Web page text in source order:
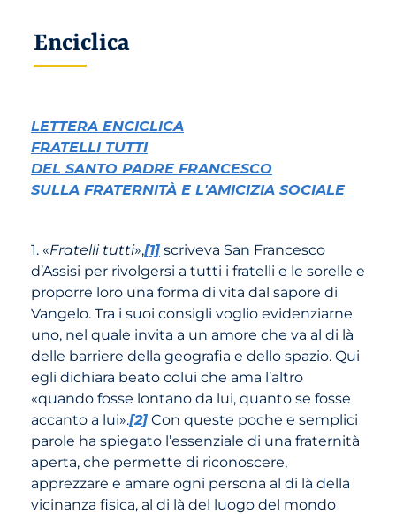
Enciclica
LETTERA ENCICLICA
FRATELLI TUTTI
DEL SANTO PADRE FRANCESCO
SULLA FRATERNITÀ E L'AMICIZIA SOCIALE
1. «Fratelli tutti»,[1]scriveva San Francesco
d’Assisi per rivolgersi a tutti i fratelli e le sorelle e
proporre loro una forma di vita dal sapore di
Vangelo. Tra i suoi consigli voglio evidenziarne
uno, nel quale invita a un amore che va al di là
delle barriere della geografia e dello spazio. Qui
egli dichiara beato colui che ama l’altro
«quando fosse lontano da lui, quanto se fosse
accanto a lui».[2]Con queste poche e semplici
parole ha spiegato l’essenziale di una fraternità
aperta, che permette di riconoscere,
apprezzare e amare ogni persona al di là della
vicinanza fisica, al di là del luogo del mondo